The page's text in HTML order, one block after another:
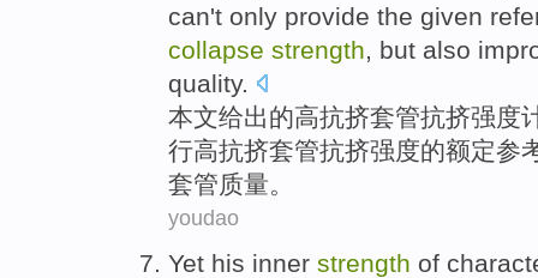
can't only provide the given
collapse strength, but also
quality.
本文给出的高抗挤套管抗挤强度
行高抗挤套管抗挤强度的额定参
套管质量。
youdao
Yet his inner strength of